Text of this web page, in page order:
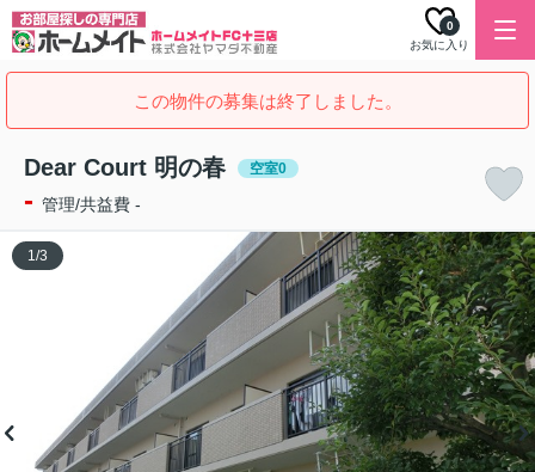
お気に入り
0
この物件の募集は終了しました。
Dear Court 明の春 空室0
- 管理/共益費 -
1/3